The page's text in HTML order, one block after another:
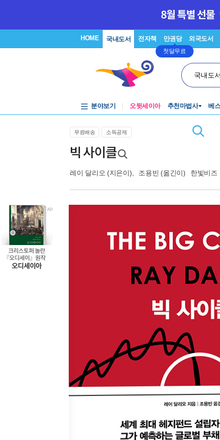
HOME 국내도서 전자책 만권당
첫달무료
외국도서
국내도
분야보기 오뒷세이아 추천마법사 베
무료배송 소득공제
빅 사이클
레이 달리오 (지은이), 조용빈 (옮긴이) 한빛비즈